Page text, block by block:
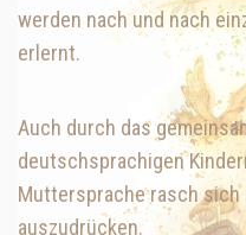
werden nach und nach
erlernt.
Auch durch das
deutschsprachigen
Muttersprache rasch
auszudrücken.